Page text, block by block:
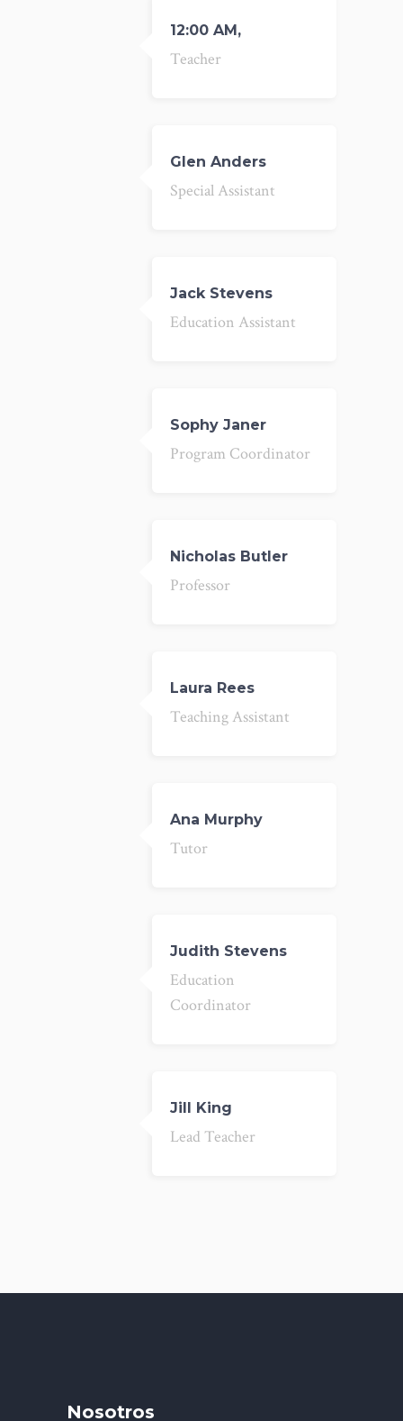
12:00 AM,
Teacher
Glen Anders
Special Assistant
Jack Stevens
Education Assistant
Sophy Janer
Program Coordinator
Nicholas Butler
Professor
Laura Rees
Teaching Assistant
Ana Murphy
Tutor
Judith Stevens
Education
Coordinator
Jill King
Lead Teacher
Nosotros